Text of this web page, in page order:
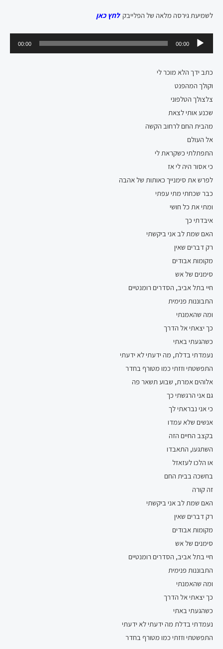
לשמיעת גירסה מלאה של הפלייבקלחץ כאן
אודיו
00:00
00:00
כתב ידך הלא מוכר לי
וקולך המהפנט
צלצולך הטלפוני
שכנע אותי לצאת
מהבית החם לרחוב הקשה
אל העולם
התפתלתי כשקראת לי
כי אסור היה לי אז
לפרש את סימנייך כאותות של אהבה
כבר שכחתי מתי עפתי
ומתי את כל חושי
איבדתי כך
האם שמת לב אני ביקשתי
רק דברים שאין
מקומות אבודים
סימנים של אש
חיי בתל אביב, הסדרים רומנטיים
התבוננות פנימית
ומה שהאמנתי
כך יצאתי אל הדרך
כשהגעתי באתי
נעמדתי בדלת, מה ידעתי לא ידעתי
התפשטתי וזזתי כמו מטורף בחדר
אלוהים אמרת, שבוע תשאר פה
גם אני הרגשתי כך
כי אני נבראתי לך
אנשים שלא עמדו
בקצב החיים הזה
השתגעו, התאבדו
או הלכו לעזאזל
בחשכה בבית החם
זה קורה
האם שמת לב אני ביקשתי
רק דברים שאין
מקומות אבודים
סימנים של אש
חיי בתל אביב, הסדרים רומנטיים
התבוננות פנימית
ומה שהאמנתי
כך יצאתי אל הדרך
כשהגעתי באתי
נעמדתי בדלת מה ידעתי לא ידעתי
התפשטתי וזזתי כמו מטורף בחדר